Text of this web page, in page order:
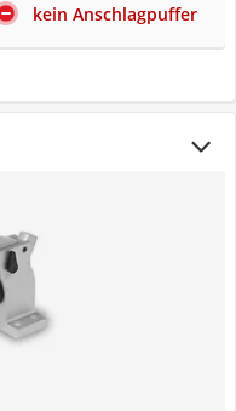
kein Anschlagpuffer